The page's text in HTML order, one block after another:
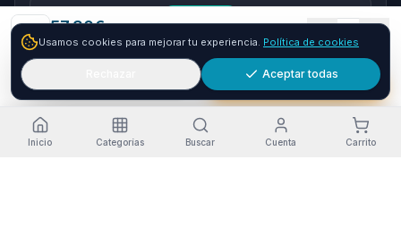
57.30€
Envío GRATIS 24-48h
Comprar ya
seQura
Paga a plazos con seQura
Fracciona tu compra en 3, 6 o 12 plazos. Financiacion sujeta
a aprobacion por seQura. Sin papeleo y con respuesta
inmediata.
Como funciona
Usamos cookies para mejorar tu experiencia. Política de cookies
Aceptar todas
Inicio Categorías Buscar Cuenta Carrito